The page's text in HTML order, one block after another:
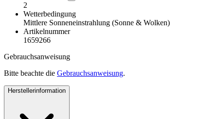
2
Wetterbedingung
Mittlere Sonneneinstrahlung (Sonne & Wolken)
Artikelnummer
1659266
Gebrauchsanweisung
Bitte beachte die Gebrauchsanweisung.
Herstellerinformation